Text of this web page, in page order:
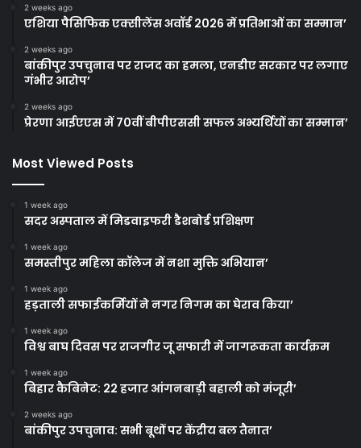
2 weeks ago
एशिया पैसिफिक एक्सीलेंस अवॉर्ड 2026 में प्रतिभाओं का सम्मान’
2 weeks ago
बांकीपुर उपचुनाव पर राजद का हमला, एनडीए सरकार पर लगाए
गंभीर आरोप’
2 weeks ago
प्रेरणा आईएएस में 70वीं बीपीएससी सफल अभ्यर्थियों का सम्मान’
Most Viewed Posts
1 week ago
सदर अस्पताल में मिडवाइफरी डैशबोर्ड प्रशिक्षण
1 week ago
समस्तीपुर महिला कॉलेज में नशा मुक्ति अभियान’
1 week ago
हड़ताली सफाईकर्मियों ने नगर निगम का घेराव किया’
1 week ago
विश्व बाघ दिवस पर राजगीर जू सफारी में जागरूकता कार्यक्रम
1 week ago
बिहार कैबिनेट: 22 हजार आंगनबाड़ी बहाली को मंजूरी’
2 weeks ago
बांकीपुर उपचुनाव: सभी बूथों पर केंद्रीय बल तैनात’